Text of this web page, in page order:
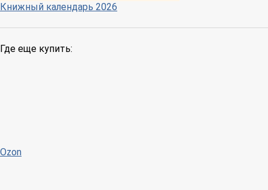
Книжный календарь 2026
Где еще купить:
Ozon